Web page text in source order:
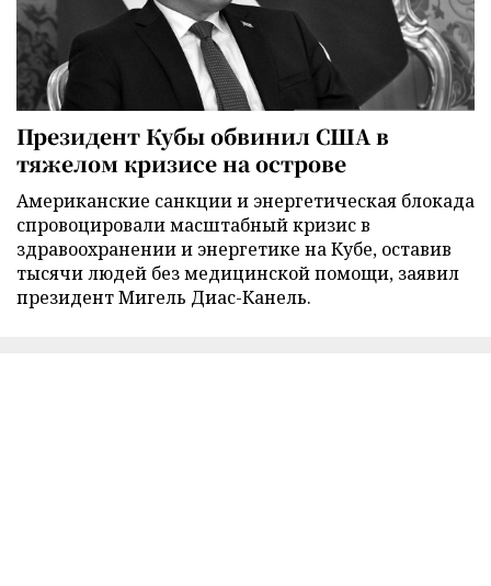
Президент Кубы обвинил США в
тяжелом кризисе на острове
Американские санкции и энергетическая блокада
спровоцировали масштабный кризис в
здравоохранении и энергетике на Кубе, оставив
тысячи людей без медицинской помощи, заявил
президент Мигель Диас-Канель.